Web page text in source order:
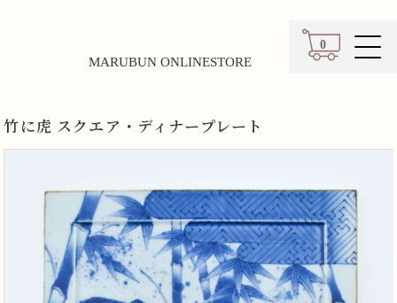
0
カート
MARUBUN ONLINESTORE
竹に虎 スクエア・ディナープレート